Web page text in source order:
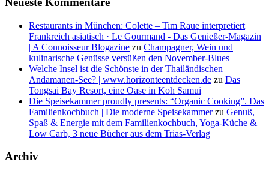
Restaurants in München: Colette – Tim Raue interpretiert
Frankreich asiatisch · Le Gourmand - Das Genießer-Magazin
| A Connoisseur Blogazine zu Champagner, Wein und
kulinarische Genüsse versüßen den November-Blues
Welche Insel ist die Schönste in der Thailändischen
Andamanen-See? | www.horizonteentdecken.de zu Das
Tongsai Bay Resort, eine Oase in Koh Samui
Die Speisekammer proudly presents: “Organic Cooking”. Das
Familienkochbuch | Die moderne Speisekammerzu Genuß,
Spaß & Energie mit dem Familienkochbuch, Yoga-Küche &
Low Carb, 3 neue Bücher aus dem Trias-Verlag
Archiv